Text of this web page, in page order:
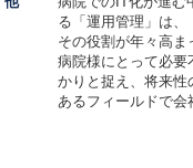
る「運用管理」は、
その役割が年々高ま
病院様にとって必要
かりと捉え、将来性
あるフィールドで会